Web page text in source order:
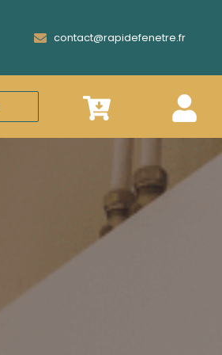
contact@rapidefenetre.fr